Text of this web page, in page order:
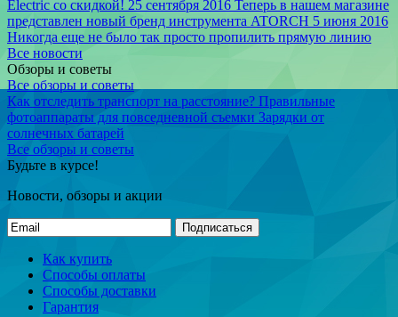
Electric со скидкой! 25 сентября 2016 Теперь в нашем магазине
представлен новый бренд инструмента ATORCH 5 июня 2016
Никогда еще не было так просто пропилить прямую линию
Все новости
Обзоры и советы
Все обзоры и советы
Как отследить транспорт на расстояние? Правильные
фотоаппараты для повседневной съемки Зарядки от
солнечных батарей
Все обзоры и советы
Будьте в курсе!
Новости, обзоры и акции
Подписаться
Как купить
Способы оплаты
Способы доставки
Гарантия